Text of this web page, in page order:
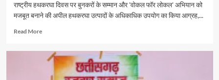
राष्ट्रीय हथकरघा दिवस पर बुनकरों के सम्मान और 'वोकल फॉर लोकल' अभियान को
मजबूत बनाने की अपील हथकरघा उत्पादों के अधिकाधिक उपयोग का किया आग्रह,...
Read MoreRead
पर्यटन
संस्कृति